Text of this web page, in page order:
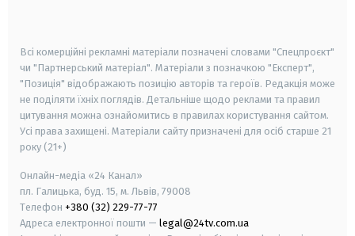
Всі комерційні рекламні матеріали позначені словами "Спецпроєкт"
чи "Партнерський матеріал". Матеріали з позначкою "Експерт",
"Позиція" відображають позицію авторів та героїв. Редакція може
не поділяти їхніх поглядів. Детальніше щодо реклами та правил
цитування можна ознайомитись в правилах користування сайтом.
Усі права захищені. Матеріали сайту призначені для осіб старше 21
року (21+)
Онлайн-медіа «24 Канал»
пл. Галицька, буд. 15, м. Львів, 79008
Телефон +380 (32) 229-77-77
Адреса електронної пошти — legal@24tv.com.ua